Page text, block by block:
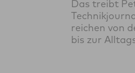
Das treibt
reichen von
bis zur